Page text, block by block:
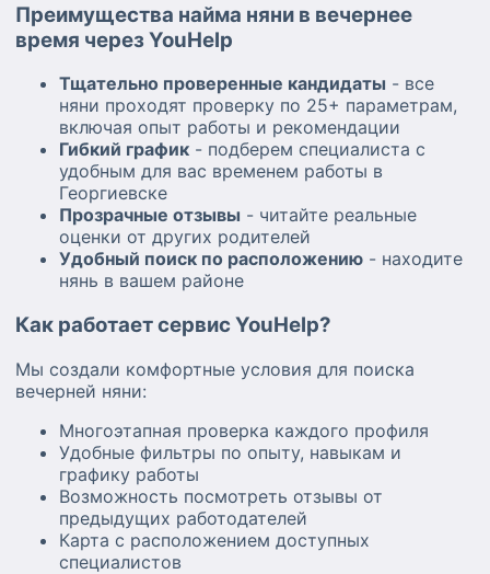
Преимущества найма няни в вечернее
время через YouHelp
Тщательно проверенные кандидаты - все
няни проходят проверку по 25+ параметрам,
включая опыт работы и рекомендации
Гибкий график - подберем специалиста с
удобным для вас временем работы в
Георгиевске
Прозрачные отзывы - читайте реальные
оценки от других родителей
Удобный поиск по расположению - находите
нянь в вашем районе
Как работает сервис YouHelp?
Мы создали комфортные условия для поиска
вечерней няни:
Многоэтапная проверка каждого профиля
Удобные фильтры по опыту, навыкам и
графику работы
Возможность посмотреть отзывы от
предыдущих работодателей
Карта с расположением доступных
специалистов